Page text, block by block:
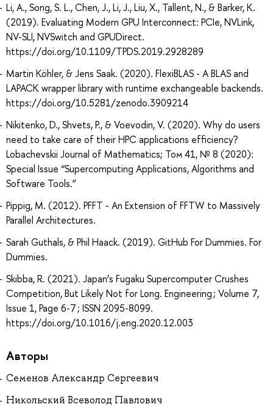
Li, A., Song, S. L., Chen, J., Li, J., Liu, X., Tallent, N., & Barker, K.
(2019). Evaluating Modern GPU Interconnect: PCIe, NVLink,
NV-SLI, NVSwitch and GPUDirect.
https://doi.org/10.1109/TPDS.2019.2928289
Martin Köhler, & Jens Saak. (2020). FlexiBLAS - A BLAS and
LAPACK wrapper library with runtime exchangeable backends.
https://doi.org/10.5281/zenodo.3909214
Nikitenko, D., Shvets, P., & Voevodin, V. (2020). Why do users
need to take care of their HPC applications efficiency?
Lobachevskii Journal of Mathematics; Том 41, № 8 (2020):
Special Issue “Supercomputing Applications, Algorithms and
Software Tools.”
Pippig, M. (2012). PFFT - An Extension of FFTW to Massively
Parallel Architectures.
Sarah Guthals, & Phil Haack. (2019). GitHub For Dummies. For
Dummies.
Skibba, R. (2021). Japan’s Fugaku Supercomputer Crushes
Competition, But Likely Not for Long. Engineering ; Volume 7,
Issue 1, Page 6-7 ; ISSN 2095-8099.
https://doi.org/10.1016/j.eng.2020.12.003
Авторы
Семенов Александр Сергеевич
Никольский Всеволод Павлович